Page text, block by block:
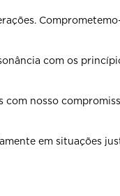
com os
com nosso
em situações